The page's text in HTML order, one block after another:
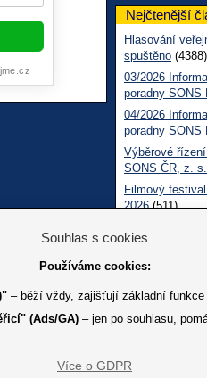
Nejčtenější
Hlasování
spuštěno (4388)
03/2026
poradny SONS
04/2026
poradny SONS
Výběrové
SONS ČR, z. s.
Filmový
2026(511)
05/2026
Sociálně právní
Souhlas s cookies
Používáme cookies:
– běží vždy, zajišťují základní funkce
(Ads/GA) – jen po souhlasu,
Více o GDPR